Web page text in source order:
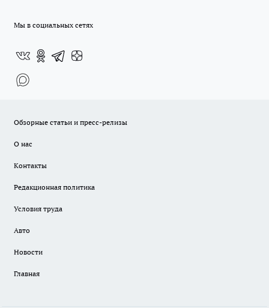
Мы в социальных сетях
Обзорные статьи и пресс-релизы
О нас
Контакты
Редакционная политика
Условия труда
Авто
Новости
Главная